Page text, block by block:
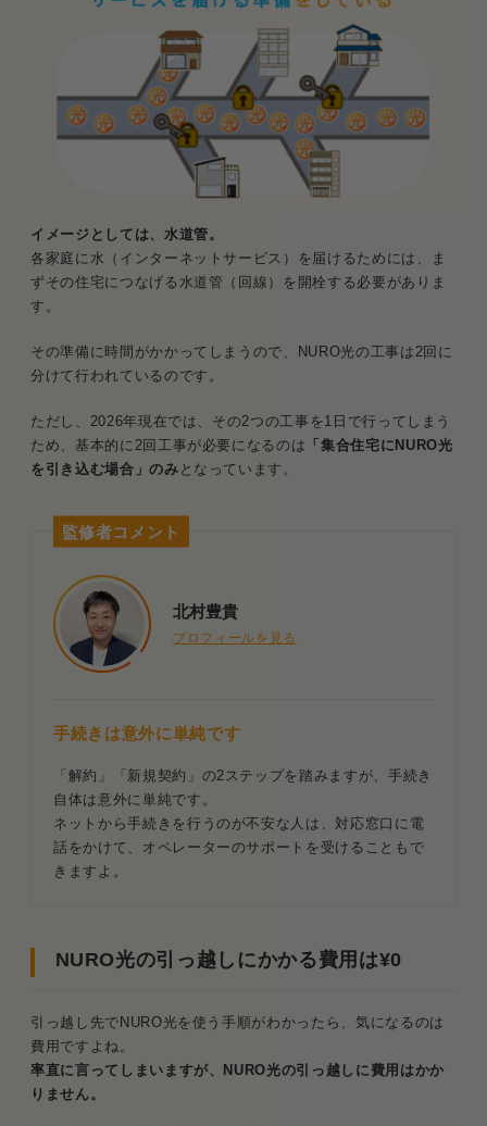
イメージとしては、水道管。
各家庭に水（インターネットサービス）を届けるためには、ま
ずその住宅につなげる水道管（回線）を開栓する必要がありま
す。
その準備に時間がかかってしまうので、NURO光の工事は2回に
分けて行われているのです。
ただし、2026年現在では、その2つの工事を1日で行ってしまう
ため、基本的に2回工事が必要になるのは 「集合住宅にNURO光
を引き込む場合」のみ となっています。
監修者コメント
北村豊貴
プロフィールを見る
手続きは意外に単純です
「解約」「新規契約」の2ステップを踏みますが、手続き
自体は意外に単純です。
ネットから手続きを行うのが不安な人は、対応窓口に電
話をかけて、オペレーターのサポートを受けることもで
きますよ。
NURO光の引っ越しにかかる費用は¥0
引っ越し先でNURO光を使う手順がわかったら、気になるのは
費用ですよね。
率直に言ってしまいますが、NURO光の引っ越しに費用はかか
りません。